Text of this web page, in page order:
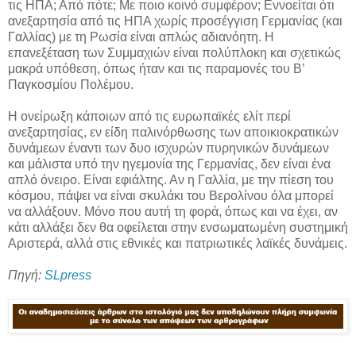
τις ΗΠΑ; Από πότε; Με ποιο κοινό συμφέρον; Εννοείται ότι
ανεξαρτησία από τις ΗΠΑ χωρίς προσέγγιση Γερμανίας (και
Γαλλίας) με τη Ρωσία είναι απλώς αδιανόητη. Η
επανεξέταση των Συμμαχιών είναι πολύπλοκη και σχετικώς
μακρά υπόθεση, όπως ήταν και τις παραμονές του Β’
Παγκοσμίου Πολέμου.
Η ονείρωξη κάποιων από τις ευρωπαϊκές ελίτ περί
ανεξαρτησίας, εν είδη παλινόρθωσης των αποικιοκρατικών
δυνάμεων έναντι των δυο ισχυρών πυρηνικών δυνάμεων
και μάλιστα υπό την ηγεμονία της Γερμανίας, δεν είναι ένα
απλό όνειρο. Είναι εφιάλτης. Αν η Γαλλία, με την πίεση του
κόσμου, πάψει να είναι σκυλάκι του Βερολίνου όλα μπορεί
να αλλάξουν. Μόνο που αυτή τη φορά, όπως και να έχει, αν
κάτι αλλάξει δεν θα οφείλεται στην ενσωματωμένη συστημική
Αριστερά, αλλά στις εθνικές και πατριωτικές λαϊκές δυνάμεις.
Πηγή: SLpress